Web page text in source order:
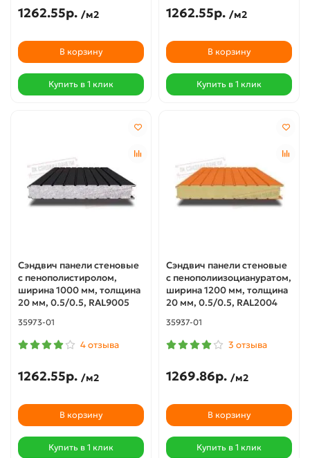
1262.55р. /м2
В корзину
Купить в 1 клик
1262.55р. /м2
В корзину
Купить в 1 клик
Сэндвич панели стеновые
с пенополистиролом,
ширина 1000 мм, толщина
20 мм, 0.5/0.5, RAL9005
35973-01
4 отзыва
1262.55р. /м2
В корзину
Купить в 1 клик
Сэндвич панели стеновые
с пенополиизоциануратом,
ширина 1200 мм, толщина
20 мм, 0.5/0.5, RAL2004
35937-01
3 отзыва
1269.86р. /м2
В корзину
Купить в 1 клик